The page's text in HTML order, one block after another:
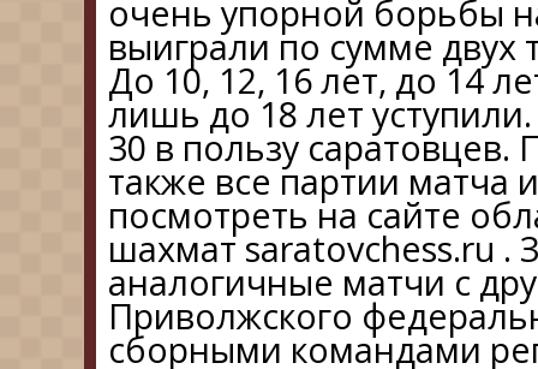
очень упорной борьбы
выиграли по сумме двух
До 10, 12, 16 лет, до 14
лишь до 18 лет
30 в пользу
также все партии
посмотреть на сайте
шахмат saratovchess.ru .
аналогичные матчи с
Приволжского
сборными командами